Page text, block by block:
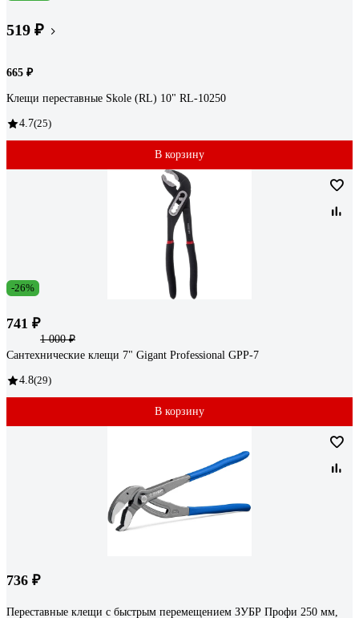
519 ₽
665 ₽
Клещи переставные Skole (RL) 10" RL-10250
4.7(25)
В корзину
-26%
741 ₽
1 000 ₽
Сантехнические клещи 7" Gigant Professional GPP-7
4.8(29)
В корзину
736 ₽
Переставные клещи с быстрым перемещением ЗУБР Профи 250 мм,